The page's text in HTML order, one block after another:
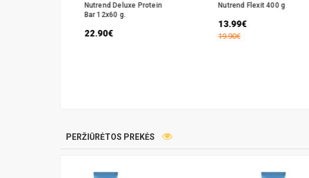
Nutrend Deluxe Protein
Bar 12x60 g.
22.90€
Nutrend Flexit 400 g
13.99€
19.90€
PERŽIŪRĖTOS PREKĖS